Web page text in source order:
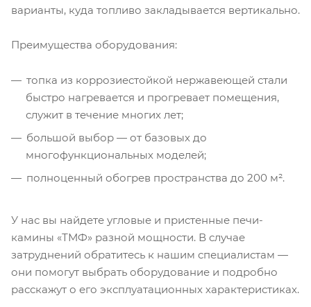
варианты, куда топливо закладывается вертикально.
Преимущества оборудования:
топка из коррозиестойкой нержавеющей стали
быстро нагревается и прогревает помещения,
служит в течение многих лет;
большой выбор — от базовых до
многофункциональных моделей;
полноценный обогрев пространства до 200 м².
У нас вы найдете угловые и пристенные печи-
камины «ТМФ» разной мощности. В случае
затруднений обратитесь к нашим специалистам —
они помогут выбрать оборудование и подробно
расскажут о его эксплуатационных характеристиках.